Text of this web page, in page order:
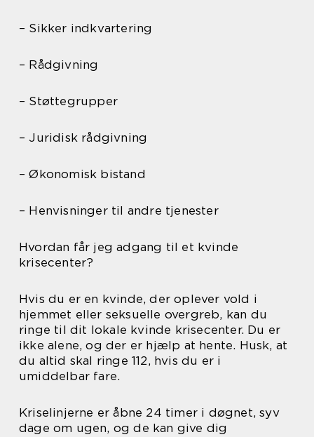
– Sikker indkvartering
– Rådgivning
– Støttegrupper
– Juridisk rådgivning
– Økonomisk bistand
– Henvisninger til andre tjenester
Hvordan får jeg adgang til et kvinde
krisecenter?
Hvis du er en kvinde, der oplever vold i
hjemmet eller seksuelle overgreb, kan du
ringe til dit lokale kvinde krisecenter. Du er
ikke alene, og der er hjælp at hente. Husk, at
du altid skal ringe 112, hvis du er i
umiddelbar fare.
Kriselinjerne er åbne 24 timer i døgnet, syv
dage om ugen, og de kan give dig